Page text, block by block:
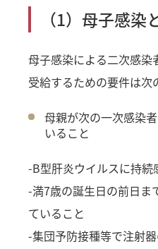
（1）母子感
母子感染による二次感染
受給するための要件は次
母親が次の一次感染
いること
-B型肝炎ウイルスに持続
-満7歳の誕生日の前日ま
ていること
-集団予防接種等で注射